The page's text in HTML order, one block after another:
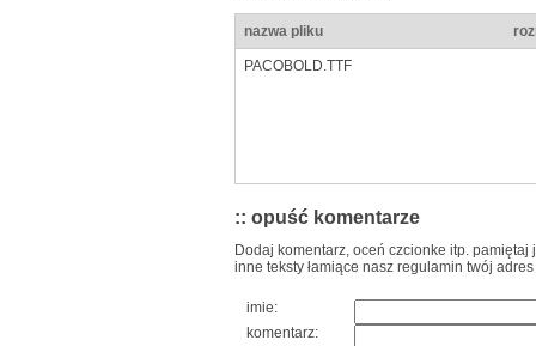
nazwa pliku
PACOBOLD.TTF
:: opuść komentarze
Dodaj komentarz, oceń czcionke itp.
inne teksty łamiące nasz regulamin twój
imie:
komentarz: